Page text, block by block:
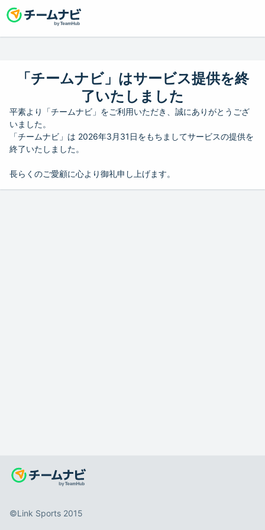
「チームナビ」はサービス提供を終
了いたしました
平素より「チームナビ」をご利用いただき、誠にありがとうござ
いました。
「チームナビ」は 2026年3月31日をもちましてサービスの提供を
終了いたしました。
長らくのご愛顧に心より御礼申し上げます。
©️Link Sports 2015